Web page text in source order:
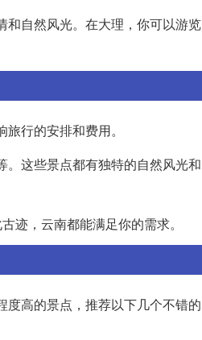
和自然风光。在大理，你可以游览
行的安排和费用。
这些景点都有独特的自然风光和
迹，云南都能满足你的需求。
高的景点，推荐以下几个不错的